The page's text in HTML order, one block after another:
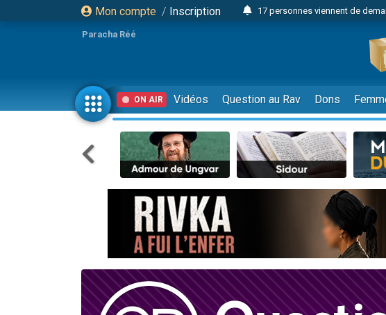
Mon compte / Inscription
17 personnes viennent de
23 personnes viennent de
Eva vient de donner son
4 personnes viennent de nous
3 personnes viennent de nous
Odaya vient de donner son
3 personnes viennent de
2 personnes viennent de nous
13 personnes viennent de
Il reste 49 places pour
30 personnes viennent de
12 nouvelles musiques
3 personnes viennent de nous
2 personnes viennent de nous
Paracha Réé
ON AIR Vidéos Question au Rav Dons